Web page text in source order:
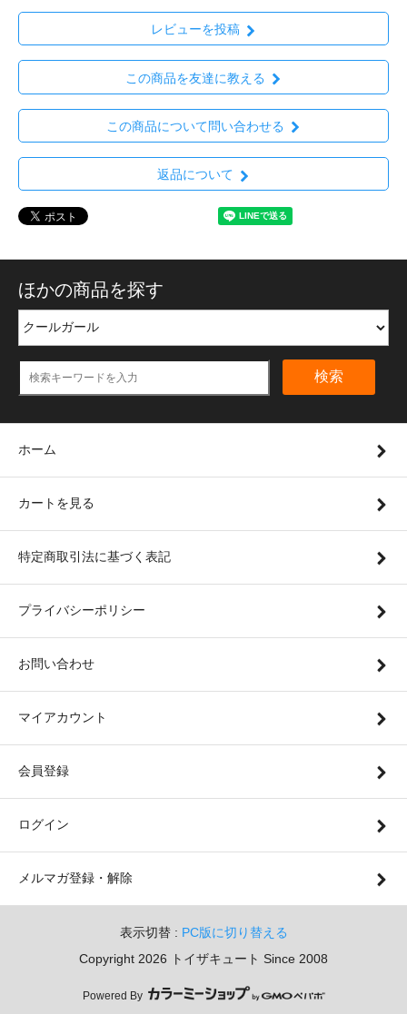
レビューを投稿
この商品を友達に教える
この商品について問い合わせる
返品について
ほかの商品を探す
検索
ホーム
カートを見る
特定商取引法に基づく表記
プライバシーポリシー
お問い合わせ
マイアカウント
会員登録
ログイン
メルマガ登録・解除
表示切替 : PC版に切り替える
Copyright 2026 トイザキュート Since 2008
Powered By